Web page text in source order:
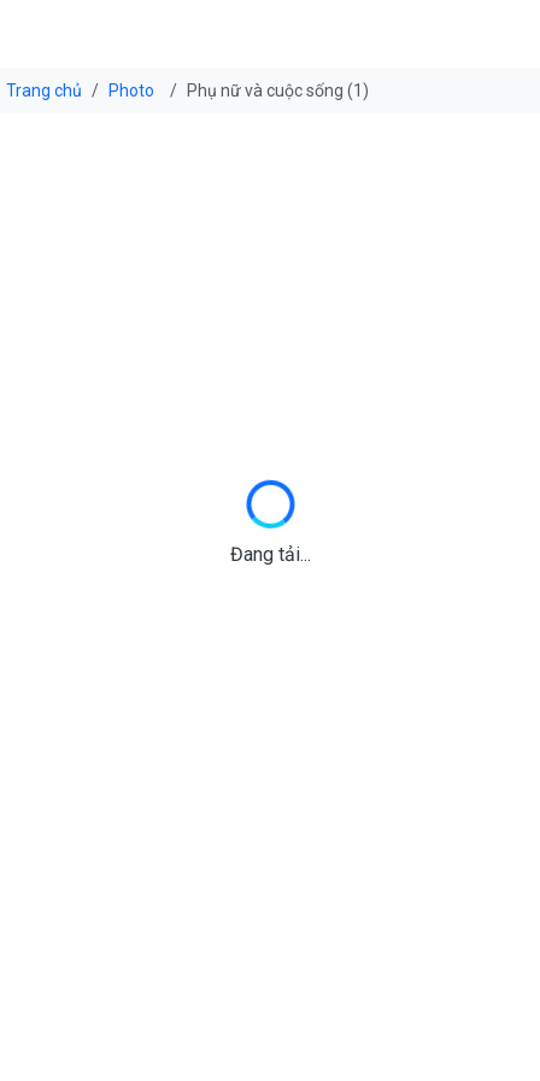
Trang chủ Photo Phụ nữ và cuộc sống (1)
Đang tải...